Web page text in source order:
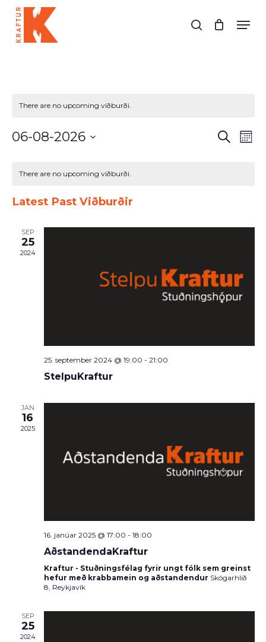
Skip
main
search
There are no upcoming viðburði.
Viðburðir
Search
Leita
06-08-2026
date.
ofThere are no upcoming viðburði.
Latest Past Viðburðir
SEP
25
2024
25. september 2024 @ 19:00 - 21:00
StelpuKraftur
JAN
16
2025
16. janúar 2025 @ 17:00 - 18:00
AðstandendaKraftur
Kraftur - Stuðningsfélag fyrir ungt fólk sem greinst
hefur með krabbamein og aðstandendur Skógarhlíð
8, Reykjavík
SEP
25
2024